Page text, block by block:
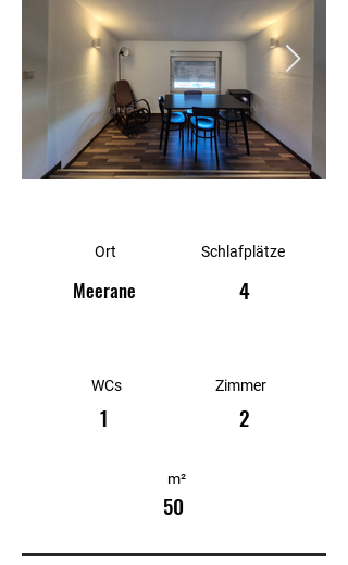
Ort
Meerane
WCs
1
Schlafplätze
4
Zimmer
2
m²
50